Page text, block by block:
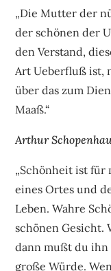
„Die Mutter der
der schönen der
den Verstand,
Art Ueberfluß ist,
über das zum
Maaß.“
Arthur
„Schönheit ist für
eines Ortes und
Leben. Wahre
schönen Gesicht.
dann mußt du
große Würde.